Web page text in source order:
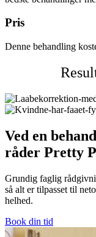
Pris
Denne behandling
Ved en
råder Pretty
Grundig faglig
så alt er tilpasset til
helhed.
Book din tid